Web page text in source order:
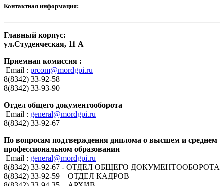
Контактная информация:
Главный корпус:
ул.Студенческая, 11 А
Приемная комиссия :
Email : prcom@mordgpi.ru
8(8342) 33-92-58
8(8342) 33-93-90
Отдел общего документооборота
Email : general@mordgpi.ru
8(8342) 33-92-67
По вопросам подтверждения диплома о высшем и среднем
профессиональном образовании
Email : general@mordgpi.ru
8(8342) 33-92-67 - ОТДЕЛ ОБЩЕГО ДОКУМЕНТООБОРОТА
8(8342) 33-92-59 – ОТДЕЛ КАДРОВ